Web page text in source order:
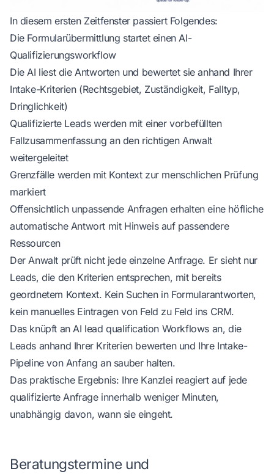
In diesem ersten Zeitfenster passiert Folgendes:
Die Formularübermittlung startet einen AI-
Qualifizierungsworkflow
Die AI liest die Antworten und bewertet sie anhand Ihrer
Intake-Kriterien (Rechtsgebiet, Zuständigkeit, Falltyp,
Dringlichkeit)
Qualifizierte Leads werden mit einer vorbefüllten
Fallzusammenfassung an den richtigen Anwalt
weitergeleitet
Grenzfälle werden mit Kontext zur menschlichen Prüfung
markiert
Offensichtlich unpassende Anfragen erhalten eine höfliche
automatische Antwort mit Hinweis auf passendere
Ressourcen
Der Anwalt prüft nicht jede einzelne Anfrage. Er sieht nur
Leads, die den Kriterien entsprechen, mit bereits
geordnetem Kontext. Kein Suchen in Formularantworten,
kein manuelles Eintragen von Feld zu Feld ins CRM.
Das knüpft anAI lead qualification Workflows an, die
Leads anhand Ihrer Kriterien bewerten und Ihre Intake-
Pipeline von Anfang an sauber halten.
Das praktische Ergebnis: Ihre Kanzlei reagiert auf jede
qualifizierte Anfrage innerhalb weniger Minuten,
unabhängig davon, wann sie eingeht.
Beratungstermine und